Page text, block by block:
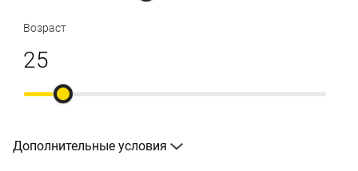
Возраст
Дополнительные условия